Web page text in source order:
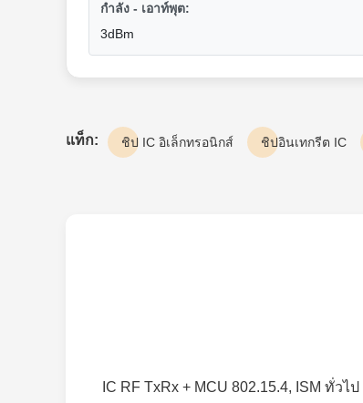
กำลัง - เอาท์พุต:
3dBm
แท็ก: ชิป IC อิเล็กทรอนิกส์ ชิปอินเทกรีต IC
IC RF TxRx + MCU 802.15.4, ISM ทั่ว